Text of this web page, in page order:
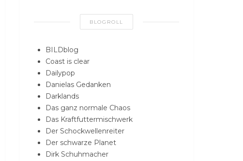
BLOGROLL
BILDblog
Coast is clear
Dailypop
Danielas Gedanken
Darklands
Das ganz normale Chaos
Das Kraftfuttermischwerk
Der Schockwellenreiter
Der schwarze Planet
Dirk Schuhmacher